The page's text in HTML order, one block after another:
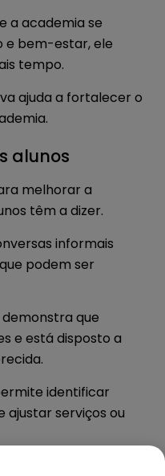
a academia se
e bem-estar, ele
tempo.
ajuda a fortalecer o
alunos
melhorar a
têm a dizer.
informais
podem ser
que
e está disposto a
identificar
ajustar serviços ou